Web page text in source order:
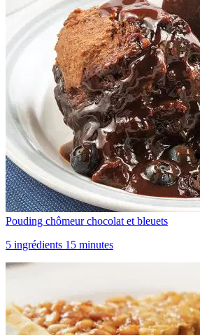
Pouding chômeur chocolat et bleuets
5 ingrédients 15 minutes